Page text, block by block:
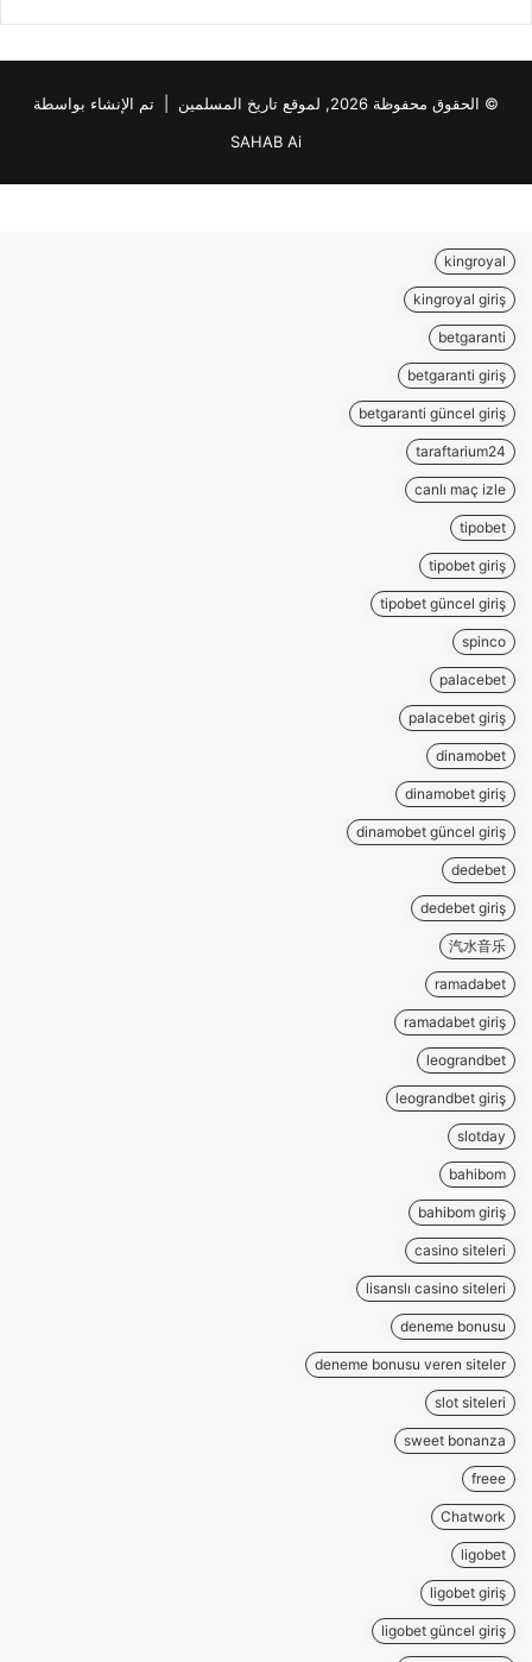
© الحقوق محفوظة 2026, لموقع تاريخ المسلمين | تم الإنشاء بواسطة
SAHAB Ai
kingroyal
kingroyal giriş
betgaranti
betgaranti giriş
betgaranti güncel giriş
taraftarium24
canlı maç izle
tipobet
tipobet giriş
tipobet güncel giriş
spinco
palacebet
palacebet giriş
dinamobet
dinamobet giriş
dinamobet güncel giriş
dedebet
dedebet giriş
汽水音乐
ramadabet
ramadabet giriş
leograndbet
leograndbet giriş
slotday
bahibom
bahibom giriş
casino siteleri
lisanslı casino siteleri
deneme bonusu
deneme bonusu veren siteler
slot siteleri
sweet bonanza
freee
Chatwork
ligobet
ligobet giriş
ligobet güncel giriş